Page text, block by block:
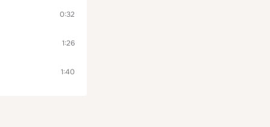
0:32
1:26
1:40